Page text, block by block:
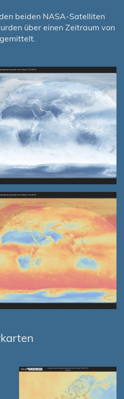
beiden NASA-Satelliten
über einen Zeitraum von